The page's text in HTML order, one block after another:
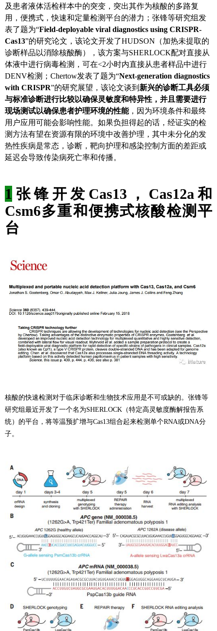
及患者液体活检样本中的突变，突出其作为核酸的多路复
用，便携式，快速和定量检测平台的潜力；张锋等研究组发
表了题为“Field-deployable viral diagnostics using CRISPR-
Cas13”的研究论文，该论文开发了HUDSON（加热未提取的
诊断样品以消除核酸酶），该方案与SHERLOCK配对直接从
体液中进行病毒检测，可在<2小时内直接从患者样品中进行
DENV检测；Chertow发表了题为“Next-generation diagnostics
with CRISPR”的研究展望，该论文谈到 新兴的诊断工具必须
与标准诊断进行比较以确保灵敏度和特异性，并且需要进行
现场测试以确保患者护理环境的性能，因为环境条件和最终
用户应用可能会影响性能。如果负担得起的话，经证实的检
测方法有望在资源有限的环境中改善护理，其中未分化的发
热性疾病是常态，诊断，靶向护理和感染控制方面的差距或
延迟会导致传染病死亡率和传播。
1 张锋开发Cas13，Cas12a和
Csm6多重和便携式核酸检测平
台
核酸的快速检测对于临床诊断和生物技术应用是不可或缺的。张锋等
研究组最近开发了一个名为SHERLOCK（特定高灵敏度酶解报告系
统）的平台，将等温预扩增与Cas13组合起来检测单个RNA或DNA分
子。